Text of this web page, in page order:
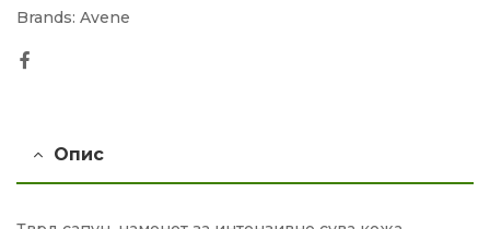
Brands: Avene
Опис